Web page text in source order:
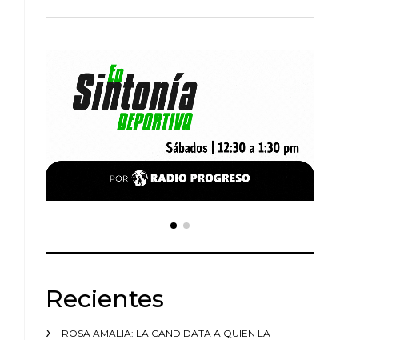
Recientes
ROSA AMALIA: LA CANDIDATA A QUIEN LA